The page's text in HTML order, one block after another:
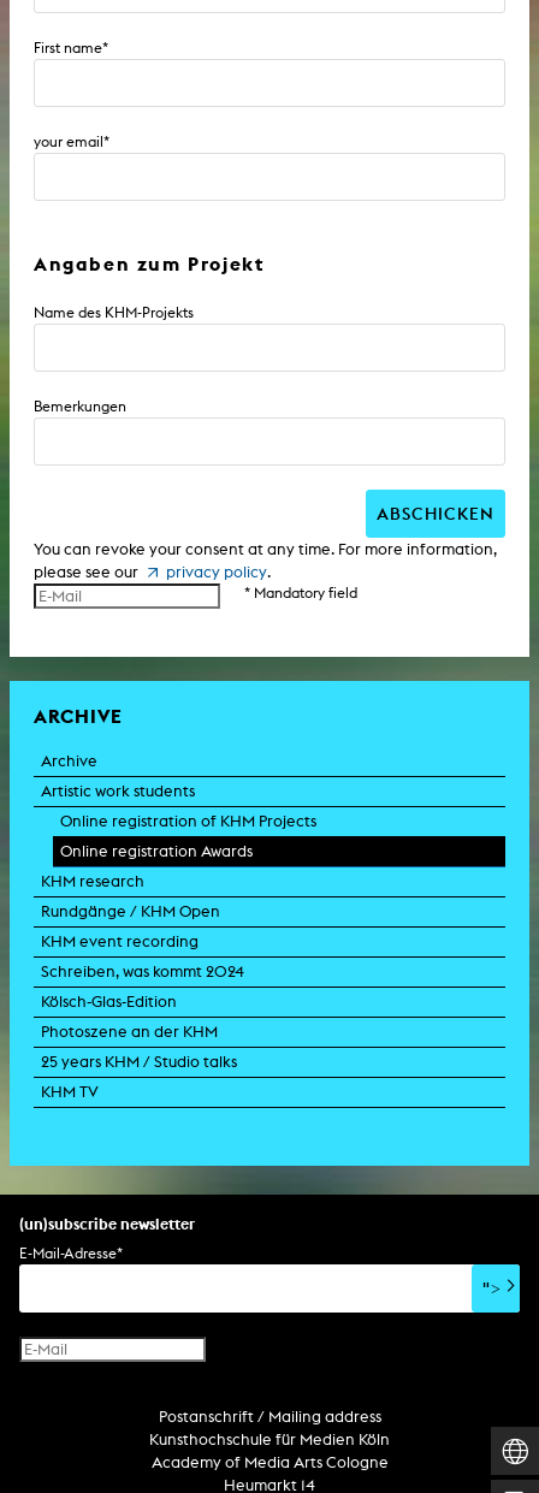
First name*
your email*
Angaben zum Projekt
Name des KHM-Projekts
Bemerkungen
ABSCHICKEN
You can revoke your consent at any time. For more information,
please see our
privacy policy.
* Mandatory field
ARCHIVE
Archive
Artistic work students
Online registration of KHM Projects
Online registration Awards
KHM research
Rundgänge / KHM Open
KHM event recording
Schreiben, was kommt 2024
Kölsch-Glas-Edition
Photoszene an der KHM
25 years KHM / Studio talks
KHM TV
(un)subscribe newsletter
E-Mail-Adresse*
">
Postanschrift / Mailing address
Kunsthochschule für Medien Köln
Academy of Media Arts Cologne
Heumarkt 14